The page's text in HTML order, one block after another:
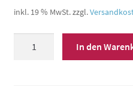
inkl. 19 % MwSt.zzgl.
In den